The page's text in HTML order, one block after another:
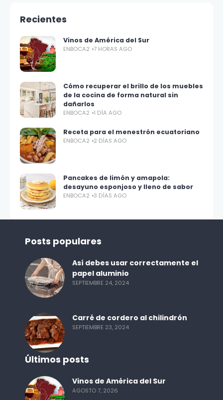
Recientes
Vinos de América del Sur
ENBOCA2 7 HORAS AGO
Cómo recuperar el brillo de los muebles
de la cocina de forma natural sin
dañarlos
ENBOCA2 1 DÍA AGO
Receta para el menestrón ecuatoriano
ENBOCA2 2 DÍAS AGO
Pancakes de limón y amapola:
desayuno esponjoso y lleno de sabor
ENBOCA2 3 DÍAS AGO
Posts populares
Así debes usar correctamente el
papel aluminio
SEPTIEMBRE 24, 2024
Carré de cordero al chilindrón
SEPTIEMBRE 23, 2024
Últimos posts
Vinos de América del Sur
AGOSTO 7, 2026